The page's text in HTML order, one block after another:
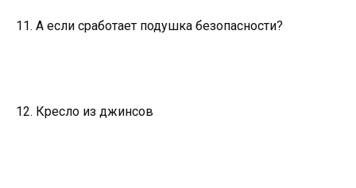
11. А если сработает подушка безопасности?
12. Кресло из джинсов